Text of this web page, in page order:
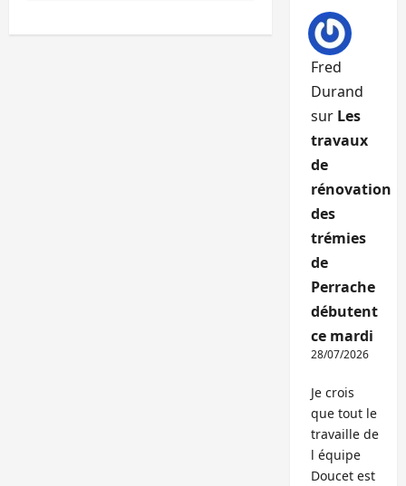
Fred
Durand
sur Les
travaux
de
rénovation
des
trémies
de
Perrache
débutent
ce mardi
28/07/2026
Je crois
que tout le
travaille de
l équipe
Doucet est